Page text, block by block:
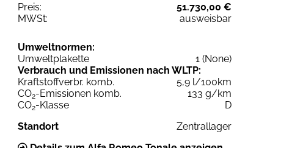
Preis:
51.730,00 €
MWSt:
ausweisbar
Umweltnormen:
Umweltplakette
1 (None)
Verbrauch und Emissionen nach WLTP:
Kraftstoffverbr. komb.
5,9 l/100km
CO2-Emissionen komb.
133 g/km
CO2-Klasse
D
Standort
Zentrallager